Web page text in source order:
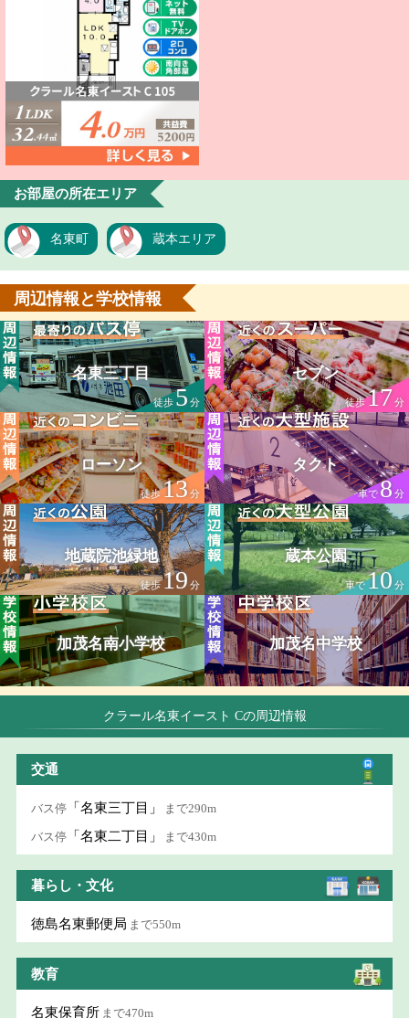
お部屋の所在エリア
名東町 蔵本エリア
周辺情報と学校情報
名東三丁目
徒歩5分
セブン
徒歩17分
ローソン
徒歩13分
タクト
車で8分
地蔵院池緑地
徒歩19 分
蔵本公園
車で10分
加茂名南小学校 加茂名中学校
クラール名東イースト Cの周辺情報
交通
バス停 「名東三丁目」 まで290m
バス停 「名東二丁目」 まで430m
暮らし・文化
徳島名東郵便局 まで550m
教育
名東保育所 まで470m